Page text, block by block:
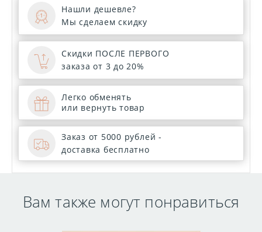
Нашли дешевле?
Мы сделаем скидку
Скидки ПОСЛЕ ПЕРВОГО
заказа от 3 до 20%
Легко обменять
или вернуть товар
Заказ от 5000 рублей -
доставка бесплатно
Вам также могут понравиться